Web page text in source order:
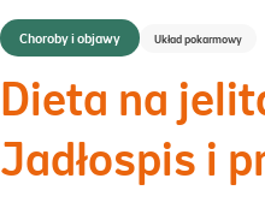
karcie
Choroby i objawy Układ pokarmowy
Dieta na
Jadłospis i